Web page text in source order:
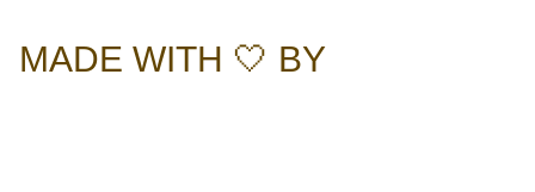
MADE WITH 🤍 BY